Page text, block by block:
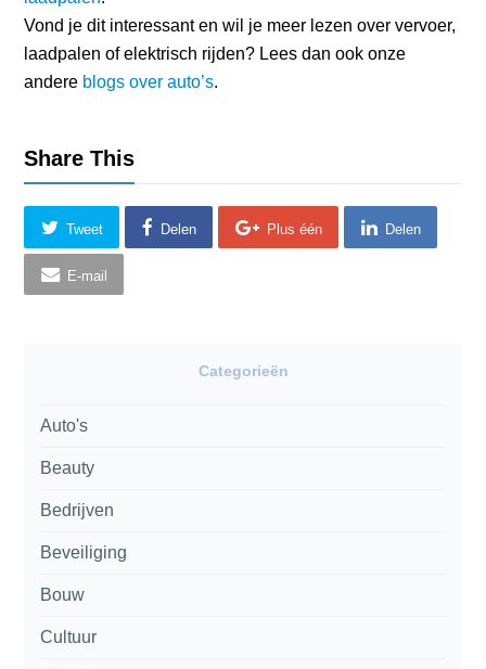
Vond je dit interessant en wil je meer lezen over vervoer,
laadpalen of elektrisch rijden? Lees dan ook onze
andere blogs over auto’s.
Share This
Tweet Delen Plus één Delen
E-mail
Categorieën
Auto's
Beauty
Bedrijven
Beveiliging
Bouw
Cultuur